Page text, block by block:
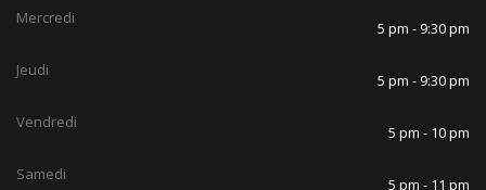
Mercredi
5 pm - 9:30 pm
Jeudi
5 pm - 9:30 pm
Vendredi
5 pm - 10 pm
Samedi
5 pm - 11 pm